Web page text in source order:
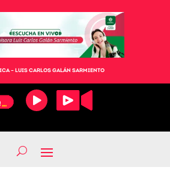
– LUIS CARLOS GALÁN SARMIENTO